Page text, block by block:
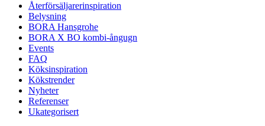
Återförsäljarerinspiration
Belysning
BORA Hansgrohe
BORA X BO kombi-ångugn
Events
FAQ
Köksinspiration
Kökstrender
Nyheter
Referenser
Ukategorisert